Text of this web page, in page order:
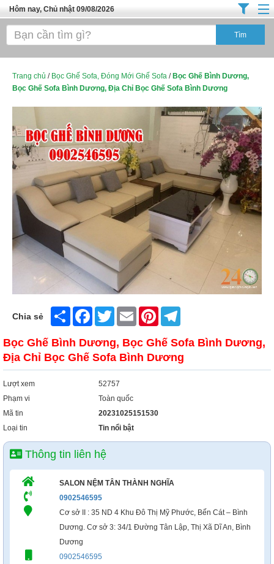
Hôm nay, Chủ nhật 09/08/2026
Trang chủ
Tuyển Sinh Đào Tạo
Đồ Dùng Nội Ngoại Thất
Điện Tử Điện Máy
Làm Đẹp
Thời Trang
Việc Làm
Dịch Vụ
Hàng Tiêu Dùng
Xây Dựng
Trang chủ / Bọc Ghế Sofa, Đóng Mới Ghế Sofa / Bọc Ghế Bình Dương,
Bọc Ghế Sofa Bình Dương, Địa Chỉ Bọc Ghế Sofa Bình Dương
Chia sẻ Share FacebookTwitter Email Pinterest
Bọc Ghế Bình Dương, Bọc Ghế Sofa Bình Dương,
Địa Chỉ Bọc Ghế Sofa Bình Dương
Lượt xem
52757
Phạm vi
Toàn quốc
Mã tin
20231025151530
Loại tin
Tin nổi bật
Thông tin liên hệ
SALON NỆM TÂN THÀNH NGHĨA
0902546595
Cơ sở II : 35 ND 4 Khu Đô Thị Mỹ Phước, Bến Cát – Bình
Dương. Cơ sở 3: 34/1 Đường Tân Lập, Thị Xã Dĩ An, Bình
Dương
0902546595